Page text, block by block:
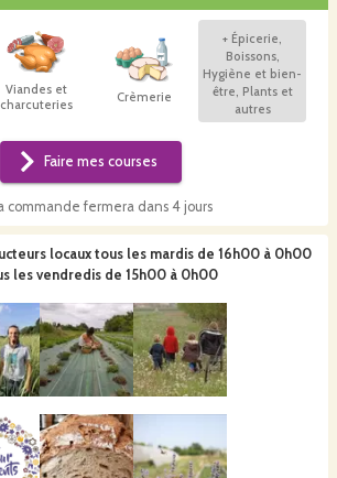
Viandes et
charcuteries
Crèmerie
+ Épicerie,
Boissons,
Hygiène et bien-
être, Plants et
autres
Faire mes courses
commande fermera dans4 jours
locaux tous les mardis de 16h00 à 0h00
les vendredis de 15h00 à 0h00